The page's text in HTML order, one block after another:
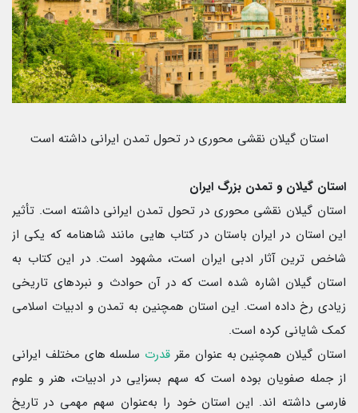
استان گیلان نقشی محوری در تحول تمدن ایرانی داشته است
استان گیلان و تمدن بزرگ ایران
استان گیلان نقشی محوری در تحول تمدن ایرانی داشته است. تأثیر
این استان در ایران باستان در کتاب هایی مانند شاهنامه که یکی از
شاخص ترین آثار ادبی ایران است، مشهود است. در این کتاب به
استان گیلان اشاره شده است که در آن حوادث و نبردهای تاریخی
زیادی رخ داده است. این استان همچنین به تمدن و ادبیات اسلامی
کمک شایانی کرده است.
استان گیلان همچنین به عنوان مقر قدرت سلسله های مختلف ایرانی
از جمله صفویان بوده است که سهم بسزایی در ادبیات، هنر و علوم
فارسی داشته اند. این استان خود را به‌عنوان سهم مهمی در تاریخ